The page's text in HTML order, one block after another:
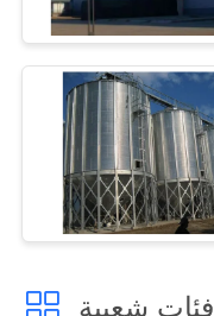
فئات شعبية